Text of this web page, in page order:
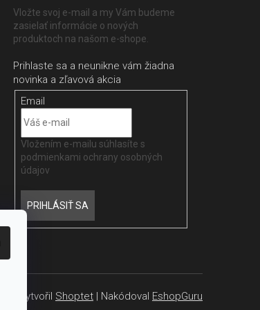
Vložte svoj e-mail a my Vám budeme
zasielať informácie o nových
produktoch na našom e-shope.
Email
Vložením e-mailu súhlasíte s
podmienkami ochrany osobných
údajov
PRIHLÁSIŤ SA
Vytvořil Shoptet | Nakódoval EshopGuru